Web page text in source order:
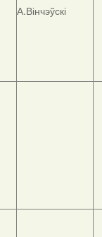
А.Вінчэўскі